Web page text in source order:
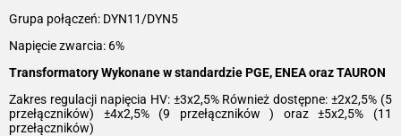
Grupa połączeń: DYN11/DYN5
Napięcie zwarcia: 6%
Transformatory Wykonane w standardzie PGE, ENEA oraz TAURON
Zakres regulacji napięcia HV: ±3x2,5% Również dostępne: ±2x2,5% (5
przełączników) ±4x2,5% (9 przełączników ) oraz ±5x2,5% (11
przełączników)